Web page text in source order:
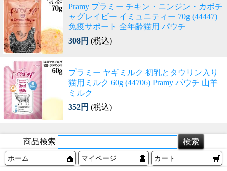
Pramy プラミー チキン・ニンジン・カボチ
ャグレイビー イミュニティー 70g (44447)
免疫サポート 全年齢猫用 パウチ
308円 (税込)
プラミー ヤギミルク 初乳とタウリン入り
猫用ミルク 60g (44706) Pramy パウチ 山羊
ミルク
352円 (税込)
商品検索
ホーム マイページ カート